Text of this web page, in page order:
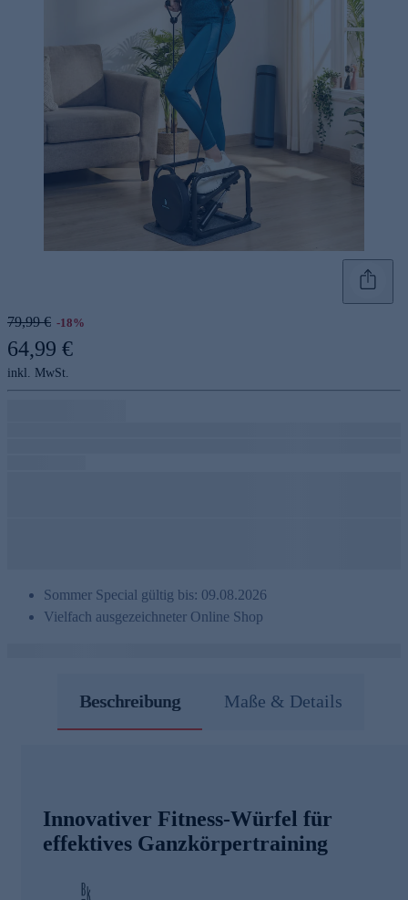
79,99 € -18%
64,99 €
inkl. MwSt.
Sommer Special gültig bis: 09.08.2026
Vielfach ausgezeichneter Online Shop
Beschreibung Maße & Details
Innovativer Fitness-Würfel für
effektives Ganzkörpertraining